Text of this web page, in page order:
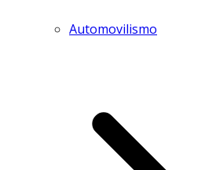
Automovilismo